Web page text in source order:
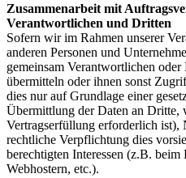
Zusammenarbeit mit
Verantwortlichen und Dritten
Sofern wir im Rahmen unserer
anderen Personen und
gemeinsam Verantwortlichen
übermitteln oder ihnen sonst
dies nur auf Grundlage einer
Übermittlung der Daten an Dritte,
Vertragserfüllung erforderlich ist),
rechtliche Verpflichtung dies
berechtigten Interessen (z.B.
Webhostern, etc.).